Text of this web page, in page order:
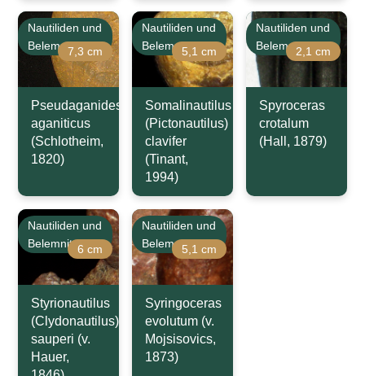
Nautiliden und
Belemniten7,3 cm
Pseudaganides
aganiticus
(Schlotheim,
1820)
Nautiliden und
Belemniten5,1 cm
Somalinautilus
(Pictonautilus)
clavifer
(Tinant,
1994)
Nautiliden und
Belemniten2,1 cm
Spyroceras
crotalum
(Hall, 1879)
Nautiliden und
Belemniten6 cm
Styrionautilus
(Clydonautilus)
sauperi (v.
Hauer,
Nautiliden und
Belemniten5,1 cm
Syringoceras
evolutum (v.
Mojsisovics,
1873)